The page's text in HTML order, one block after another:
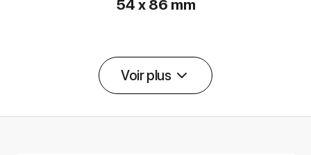
54 x 86 mm
Voir plus